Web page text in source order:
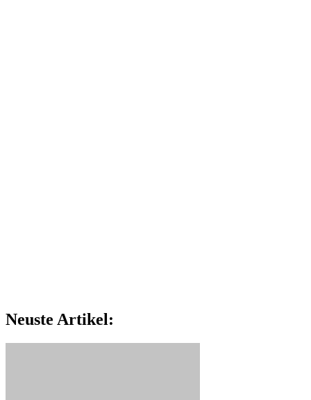
Neuste Artikel: